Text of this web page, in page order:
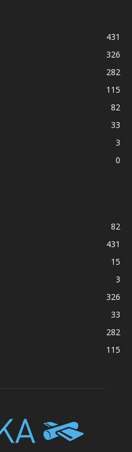
431
326
282
115
82
33
3
0
82
431
15
3
326
33
282
115